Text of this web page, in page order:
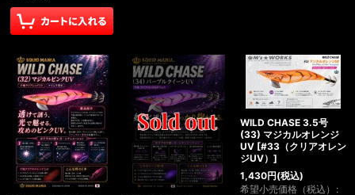
WILD CHASE 3.5号
(33) マジカルオレンジ
UV [#33（クリアオレン
ジUV） ]
1,430円(税込)
希望小売価格（税込） :